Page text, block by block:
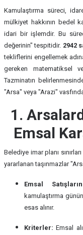
Kamulaştırma süreci,
mülkiyet hakkının bedel
idari bir işlemdir. Bu
değerinin" tespitidir. 2942
tekliflerini engellemek
gereken matematiksel
Tazminatın
"Arsa" veya "Arazi"
1.
Emsal
Belediye imar planı
yararlanan taşınmazlar
Emsal
kamulaştırma
esas alınır.
Kriterler: Emsal